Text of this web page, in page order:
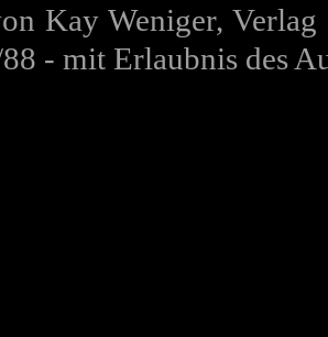
Kay Weniger,
- mit Erlaubnis des